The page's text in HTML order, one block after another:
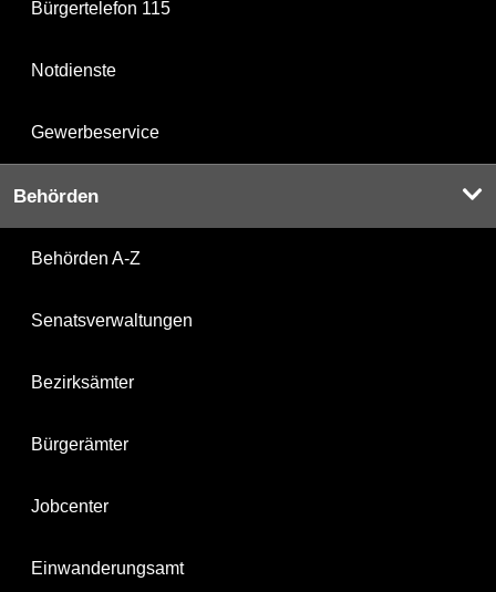
Bürgertelefon 115
Notdienste
Gewerbeservice
Behörden
Behörden A-Z
Senatsverwaltungen
Bezirksämter
Bürgerämter
Jobcenter
Einwanderungsamt